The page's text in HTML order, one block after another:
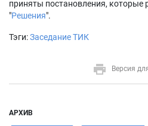
приняты постановления, которые
"Решения".
Тэги:Заседание ТИК
Версия
АРХИВ